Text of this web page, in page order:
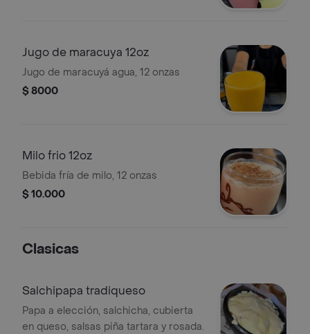
Jugo de maracuya 12oz
Jugo de maracuyá agua, 12 onzas
$ 8000
Milo frio 12oz
Bebida fría de milo, 12 onzas
$ 10.000
Clasicas
Salchipapa tradiqueso
Papa a elección, salchicha, cubierta
en queso, salsas piña tartara y rosada.